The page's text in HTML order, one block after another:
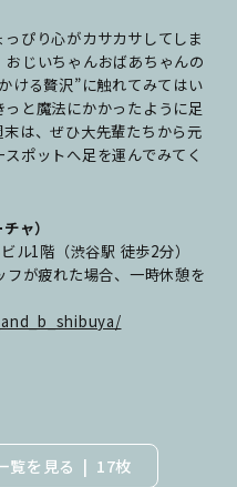
ぴり心がカサカサしてしま
じいちゃんおばあちゃんの
ける贅沢”に触れてみてはい
と魔法にかかったように足
は、ぜひ大先輩たちから元
ポットへ足を運んでみてく
ャ）
ル1階（渋谷駅 徒歩2分）
が疲れた場合、一時休憩を
覧を見る 17枚